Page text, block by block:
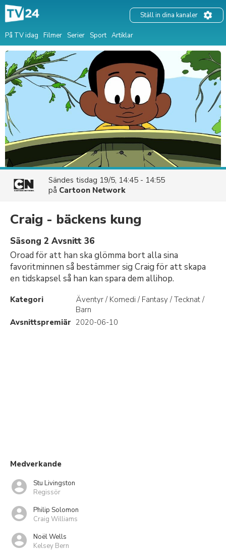
På TV idag Filmer Serier Sport Artiklar
Ställ in dina kanaler
Sändes tisdag 19/5, 14:45 - 14:55
på Cartoon Network
Craig - bäckens kung
Säsong 2 Avsnitt 36
Oroad för att han ska glömma bort alla sina
favoritminnen så bestämmer sig Craig för att skapa
en tidskapsel så han kan spara dem allihop.
Kategori
Äventyr / Komedi / Fantasy / Tecknat /
Barn
Avsnittspremiär 2020-06-10
Medverkande
Stu Livingston
Regissör
Philip Solomon
Craig Williams
Noël Wells
Kelsey Bern